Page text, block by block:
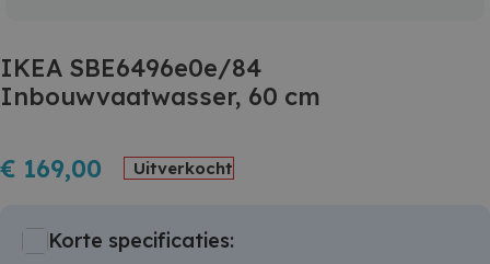
IKEA SBE6496e0e/84
Inbouwvaatwasser, 60 cm
€ 169,00 Uitverkocht
Korte specificaties: